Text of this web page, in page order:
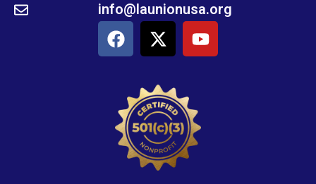
info@launionusa.org
F
a
o
o
k
X
-
w
i
t
t
e
r
Y
o
e